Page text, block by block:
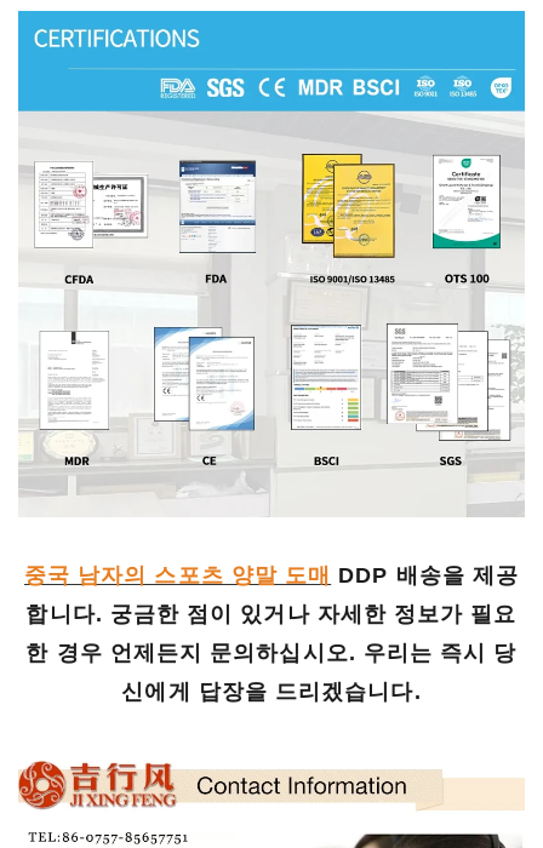
중국 남자의 스포츠 양말 도매 DDP 배송을 제공
합니다. 궁금한 점이 있거나 자세한 정보가 필요
한 경우 언제든지 문의하십시오. 우리는 즉시 당
신에게 답장을 드리겠습니다.